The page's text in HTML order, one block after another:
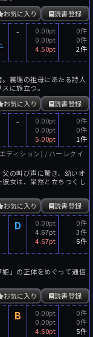
読書登録
お気に入り
-
0.00pt
0.00pt
4.50pt
0件
0件
2件
義理の祖母にあたる詩人
に旅立つ。
読書登録
お気に入り
-
0.00pt
0.00pt
5.00pt
0件
0件
1件
ディション) / ハーレクイ
父の叫び声に驚き、幼いオ
女は、呆然と立ちつくし
読書登録
お気に入り
D
0.00pt
4.67pt
4.67pt
0件
3件
6件
」の正体をめぐって通信
読書登録
お気に入り
B
0.00pt
0.00pt
4.60pt
0件
0件
5件